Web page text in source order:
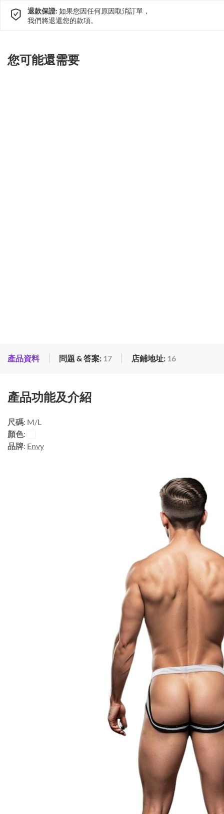
退款保證: 如果您因任何原因取消訂單，
我們將退還您的款項。
您可能還需要
產品資料 問題 & 答案: 17 店鋪地址: 16
產品功能及介紹
尺碼: M/L
顏色:
品牌: Envy